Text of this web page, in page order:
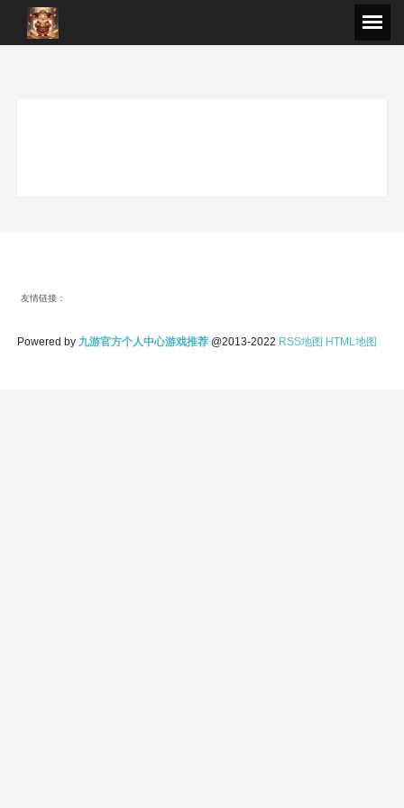
友情链接：
Powered by 九游官方个人中心游戏推荐@2013-2022 RSS地图 HTML地图